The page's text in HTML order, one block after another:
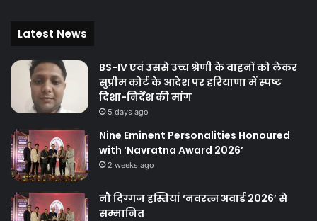
Latest News
BS-IV एवं उससे उच्च श्रेणी के वाहनों को लेकर
सुप्रीम कोर्ट के आदेश पर हरियाणा में स्पष्ट
दिशा-निर्देश की मांग
5 days ago
Nine Eminent Personalities Honoured
with ‘Navratna Award 2026’
2 weeks ago
नौ दिग्गज हस्तियां ‘नवरत्न अवार्ड 2026’ से
सम्मानित